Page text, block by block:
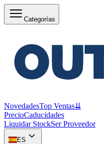
Categorías
NovedadesTop Ventas⇊
PrecioCaducidades
Liquidar StockSer Proveedor
ES